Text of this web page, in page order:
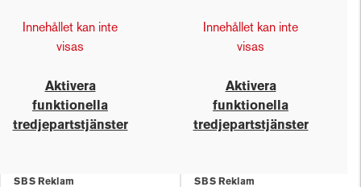
Innehållet kan inte
visas
Aktivera
funktionella
tredjepartstjänster
SBS Reklam
Innehållet kan inte
visas
Aktivera
funktionella
tredjepartstjänster
SBS Reklam